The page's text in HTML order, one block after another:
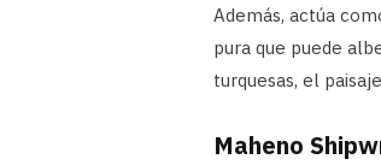
Además, actúa
pura que puede
turquesas, el
Maheno